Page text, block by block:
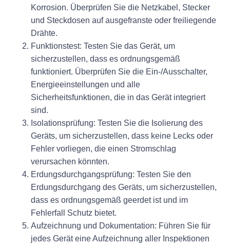
Korrosion. Überprüfen Sie die Netzkabel, Stecker
und Steckdosen auf ausgefranste oder freiliegende
Drähte.
Funktionstest: Testen Sie das Gerät, um
sicherzustellen, dass es ordnungsgemäß
funktioniert. Überprüfen Sie die Ein-/Ausschalter,
Energieeinstellungen und alle
Sicherheitsfunktionen, die in das Gerät integriert
sind.
Isolationsprüfung: Testen Sie die Isolierung des
Geräts, um sicherzustellen, dass keine Lecks oder
Fehler vorliegen, die einen Stromschlag
verursachen könnten.
Erdungsdurchgangsprüfung: Testen Sie den
Erdungsdurchgang des Geräts, um sicherzustellen,
dass es ordnungsgemäß geerdet ist und im
Fehlerfall Schutz bietet.
Aufzeichnung und Dokumentation: Führen Sie für
jedes Gerät eine Aufzeichnung aller Inspektionen